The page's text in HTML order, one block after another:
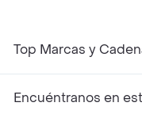
Top Marcas y
Encuéntranos en